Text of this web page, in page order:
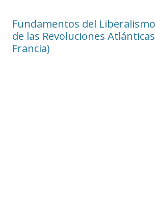
Fundamentos del
de las Revoluciones Atlánticas
Francia)